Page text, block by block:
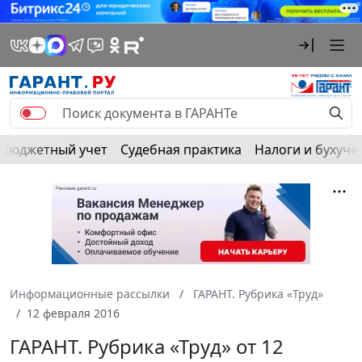
Бюджетный учет Судебная практика Налоги и
Информационные рассылки
ГАРАНТ. Рубрика «Труд»
12 февраля 2016
ГАРАНТ. Рубрика «Труд» от 12